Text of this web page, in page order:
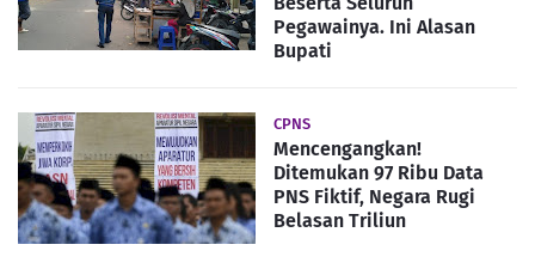
Pegawainya. Ini Alasan
Bupati
CPNS
Mencengangkan!
Ditemukan 97 Ribu Data
PNS Fiktif, Negara Rugi
Belasan Triliun